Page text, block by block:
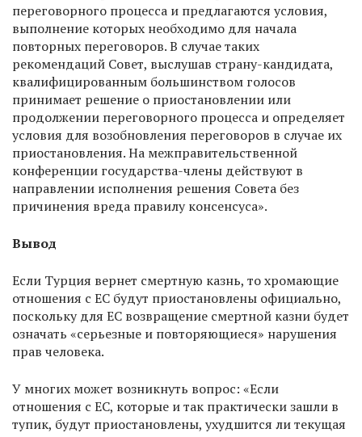
переговорного процесса и предлагаются условия,
выполнение которых необходимо для начала
повторных переговоров. В случае таких
рекомендаций Совет, выслушав страну-кандидата,
квалифицированным большинством голосов
принимает решение о приостановлении или
продолжении переговорного процесса и определяет
условия для возобновления переговоров в случае их
приостановления. На межправительственной
конференции государства-члены действуют в
направлении исполнения решения Совета без
причинения вреда правилу консенсуса».
Вывод
Если Турция вернет смертную казнь, то хромающие
отношения с ЕС будут приостановлены официально,
поскольку для ЕС возвращение смертной казни будет
означать «серьезные и повторяющиеся» нарушения
прав человека.
У многих может возникнуть вопрос: «Если
отношения с ЕС, которые и так практически зашли в
тупик, будут приостановлены, ухудшится ли текущая